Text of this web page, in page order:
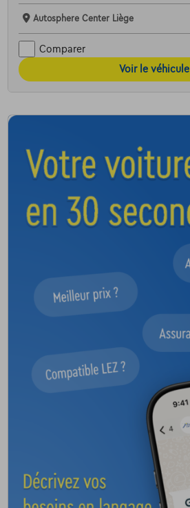
Autosphere Center Liège
Comparer
Voir le véhicule